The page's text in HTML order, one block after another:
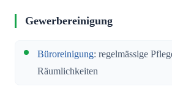
Gewerbereinigung
Büroreinigung: regelmässige
Räumlichkeiten